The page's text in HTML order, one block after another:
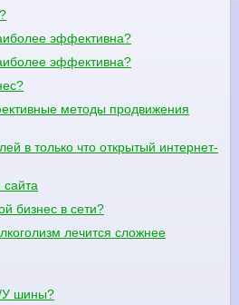
эффективна?
эффективна?
методы продвижения
в только что открытый интернет-
сайта
бизнес в сети?
лечится сложнее
У шины?